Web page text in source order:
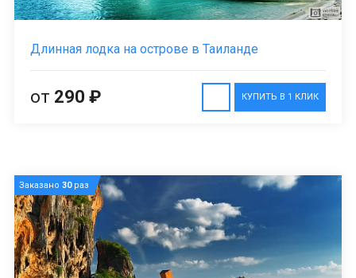
Длинная лодка на острове в Таиланде
КУПИТЬ В 1 КЛИК
от 290 ₽
Заказано 30раз